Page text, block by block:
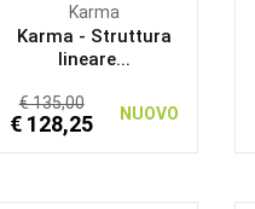
Karma
Karma - Struttura
lineare...
€ 135,00
€ 128,25 NUOVO